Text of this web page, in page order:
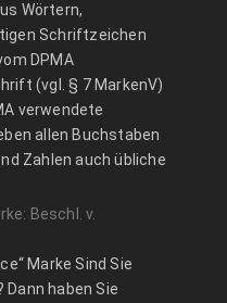
Wörtern,
Schriftzeichen
DPMA
(vgl. § 7 MarkenV)
verwendete
allen Buchstaben
Zahlen auch übliche
Beschl. v.
Marke Sind Sie
haben Sie